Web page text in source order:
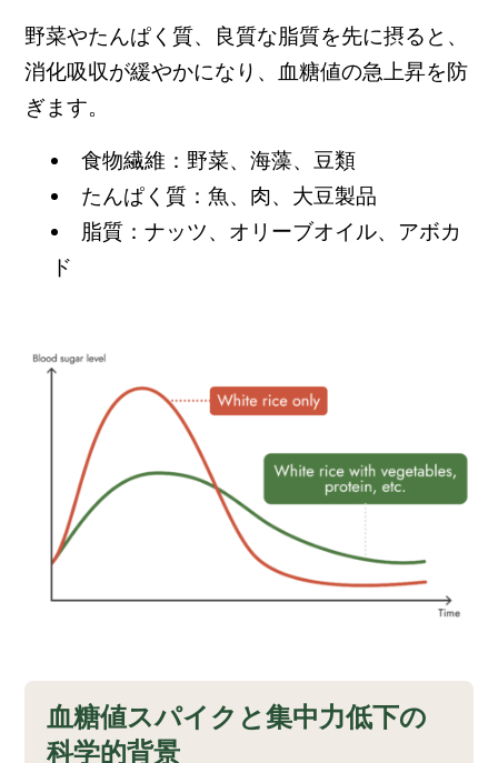
野菜やたんぱく質、良質な脂質を先に摂ると、
消化吸収が緩やかになり、血糖値の急上昇を防
ぎます。
食物繊維：野菜、海藻、豆類
たんぱく質：魚、肉、大豆製品
脂質：ナッツ、オリーブオイル、アボカ
ド
血糖値スパイクと集中力低下の
科学的背景